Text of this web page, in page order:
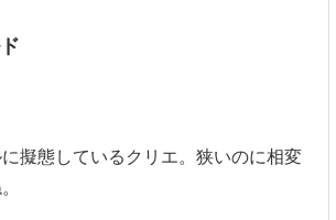
擬態しているクリエ。狭いのに相変